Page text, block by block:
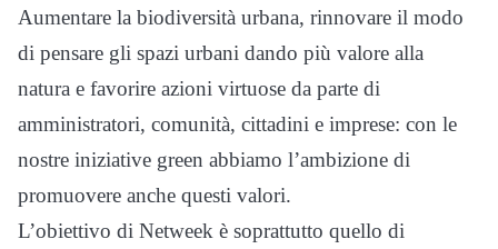
Aumentare la biodiversità urbana, rinnovare il modo
di pensare gli spazi urbani dando più valore alla
natura e favorire azioni virtuose da parte di
amministratori, comunità, cittadini e imprese: con le
nostre iniziative green abbiamo l’ambizione di
promuovere anche questi valori.
L’obiettivo di Netweek è soprattutto quello di